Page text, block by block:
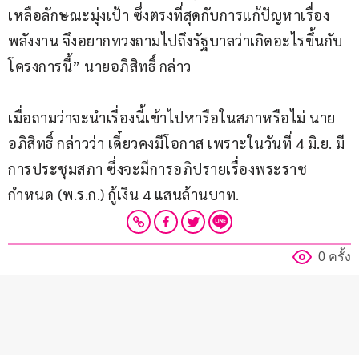
เหลือลักษณะมุ่งเป้า ซึ่งตรงที่สุดกับการแก้ปัญหาเรื่อง
พลังงาน จึงอยากทวงถามไปถึงรัฐบาลว่าเกิดอะไรขึ้นกับ
โครงการนี้” นายอภิสิทธิ์ กล่าว
เมื่อถามว่าจะนำเรื่องนี้เข้าไปหารือในสภาหรือไม่ นาย
อภิสิทธิ์ กล่าวว่า เดี๋ยวคงมีโอกาส เพราะในวันที่ 4 มิ.ย. มี
การประชุมสภา ซึ่งจะมีการอภิปรายเรื่องพระราช
กำหนด (พ.ร.ก.) กู้เงิน 4 แสนล้านบาท.
0 ครั้ง